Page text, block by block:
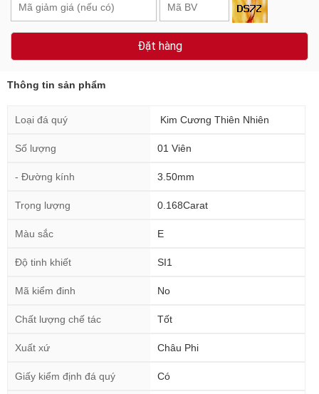
Đặt hàng
Thông tin sản phẩm
Loại đá quý Kim Cương Thiên Nhiên
Số lượng 01 Viên
- Đường kính 3.50mm
Trọng lượng 0.168Carat
Màu sắc E
Độ tinh khiết SI1
Mã kiểm đinh No
Chất lượng chế tác Tốt
Xuất xứ Châu Phi
Giấy kiểm định đá quý Có